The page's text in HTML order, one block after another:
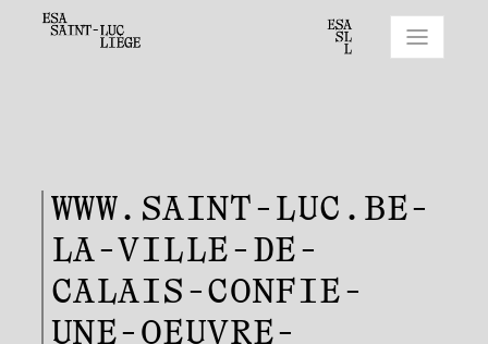
WWW.SAINT-LUC.BE-
LA-VILLE-DE-
CALAIS-CONFIE-
UNE-OEUVRE-